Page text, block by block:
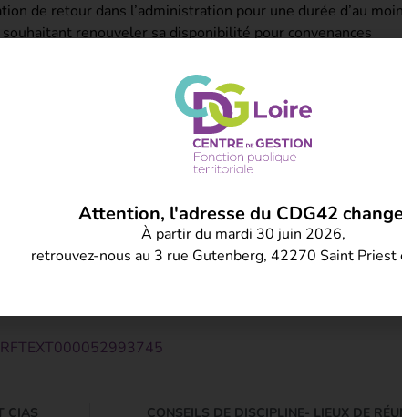
de retour dans l’administration pour une durée d’au
renouveler sa disponibilité pour convenances
de cinq ans. Il simplifie les modalités de gestion du
fonctionnaire, placé en disponibilité et qui exerce, durant
l’obligation annuelle de transmission des
unique à son retour de disponibilité.
l’administration pour une durée d’au moins dix-huit mois
convenances personnelles et aux renouvellements de
décembre 2025.
la date d’entrée en vigueur du présent décret qui ont déjà
à l’avancement ne peuvent être prises en compte une
CIAS CONSEILS DE DISCIPLINE- LIEUX DE
Attention, l'adresse du CDG42
À partir du mardi 30 juin 2026,
retrouvez-nous au 3 rue Gutenberg, 42270 Saint Priest